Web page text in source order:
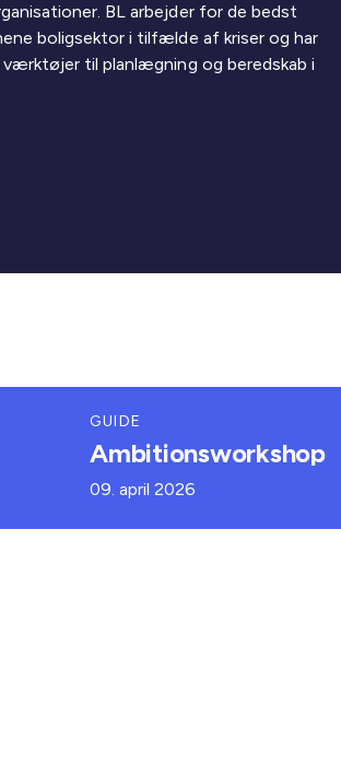
BL arbejder for de bedst
boligsektor i tilfælde af kriser og har
værktøjer til planlægning og beredskab i
GUIDE
Ambitionsworkshop
09. april 2026